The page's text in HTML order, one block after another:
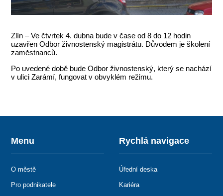
Zlín – Ve čtvrtek 4. dubna bude v čase od 8 do 12 hodin
uzavřen Odbor živnostenský magistrátu. Důvodem je školení
zaměstnanců.
Po uvedené době bude Odbor živnostenský, který se nachází
v ulici Zarámí, fungovat v obvyklém režimu.
Menu
O městě
Pro podnikatele
Rychlá navigace
Úřední deska
Kariéra